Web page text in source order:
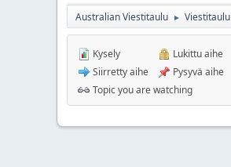
Australian Viestitaulu ► Viestitaulu
Kysely
Siirretty aihe
Lukittu aihe
Pysyvä aihe
Topic you are watching